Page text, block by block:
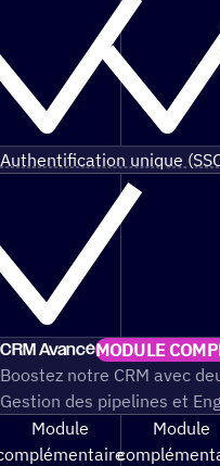
Authentification unique
CRM AvancéMODULE
Boostez notre CRM avec
Gestion des pipelines et
Module
Module